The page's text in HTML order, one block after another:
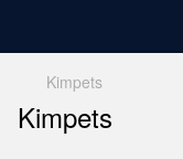
Kimpets
Kimpets